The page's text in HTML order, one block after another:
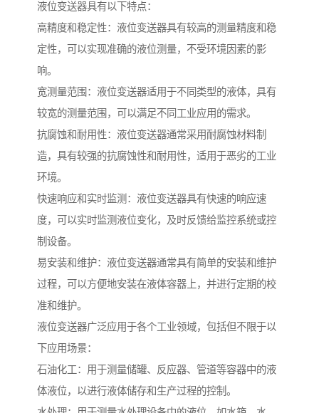
液位变送器具有以下特点：
高精度和稳定性：液位变送器具有较高的测量精度和稳
定性，可以实现准确的液位测量，不受环境因素的影
响。
宽测量范围：液位变送器适用于不同类型的液体，具有
较宽的测量范围，可以满足不同工业应用的需求。
抗腐蚀和耐用性：液位变送器通常采用耐腐蚀材料制
造，具有较强的抗腐蚀性和耐用性，适用于恶劣的工业
环境。
快速响应和实时监测：液位变送器具有快速的响应速
度，可以实时监测液位变化，及时反馈给监控系统或控
制设备。
易安装和维护：液位变送器通常具有简单的安装和维护
过程，可以方便地安装在液体容器上，并进行定期的校
准和维护。
液位变送器广泛应用于各个工业领域，包括但不限于以
下应用场景：
石油化工：用于测量储罐、反应器、管道等容器中的液
体液位，以进行液体储存和生产过程的控制。